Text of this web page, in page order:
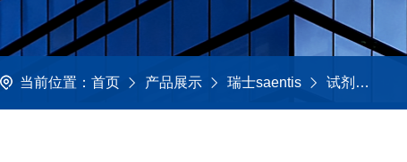
当前位置： 首页 产品展示 瑞士saentis 试剂及助剂类产品